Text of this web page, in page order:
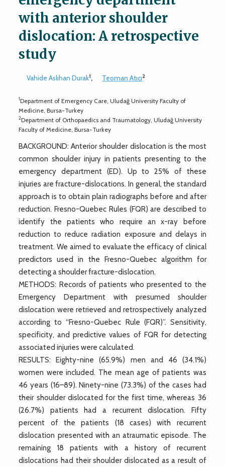
with anterior shoulder
dislocation: A retrospective
study
Vahide Aslıhan Durak1, Teoman Atıcı2
1Department of Emergency Care, Uludağ University Faculty of
Medicine, Bursa-Turkey
2Department of Orthopaedics and Traumatology, Uludağ University
Faculty of Medicine, Bursa-Turkey
BACKGROUND: Anterior shoulder dislocation is the most
common shoulder injury in patients presenting to the
emergency department (ED). Up to 25% of these
injuries are fracture-dislocations. In general, the standard
approach is to obtain plain radiographs before and after
reduction. Fresno-Quebec Rules (FQR) are described to
identify the patients who require an x-ray before
reduction to reduce radiation exposure and delays in
treatment. We aimed to evaluate the efficacy of clinical
predictors used in the Fresno-Quebec algorithm for
detecting a shoulder fracture-dislocation.
METHODS: Records of patients who presented to the
Emergency Department with presumed shoulder
dislocation were retrieved and retrospectively analyzed
according to “Fresno-Quebec Rule (FQR)”. Sensitivity,
specificity, and predictive values of FQR for detecting
associated injuries were calculated.
RESULTS: Eighty-nine (65.9%) men and 46 (34.1%)
women were included. The mean age of patients was
46 years (16–89). Ninety-nine (73.3%) of the cases had
their shoulder dislocated for the first time, whereas 36
(26.7%) patients had a recurrent dislocation. Fifty
percent of the patients (18 cases) with recurrent
dislocation presented with an atraumatic episode. The
remaining 18 patients with a history of recurrent
dislocations had their shoulder dislocated as a result of